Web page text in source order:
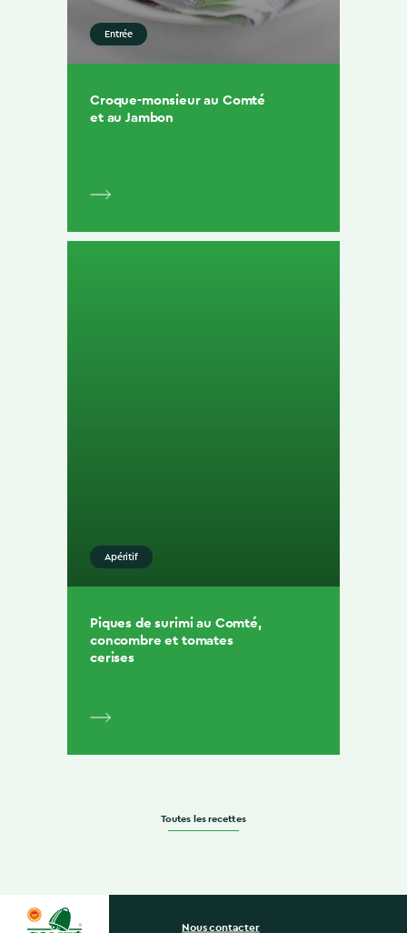
Entrée
Croque-monsieur au Comté
et au Jambon
Apéritif
Piques de surimi au Comté,
concombre et tomates
cerises
Toutes les recettes
Nous contacter